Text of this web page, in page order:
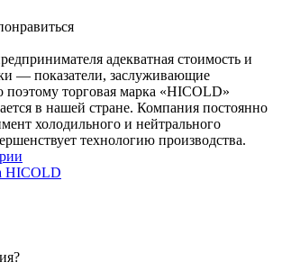
адекватная стоимость и
— показатели, заслуживающие
торговая марка «HICOLD»
в нашей стране. Компания постоянно
холодильного и нейтрального
технологию производства.
HICOLD